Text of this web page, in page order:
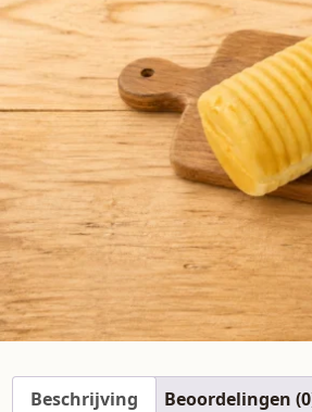
Beschrijving Beoordelingen